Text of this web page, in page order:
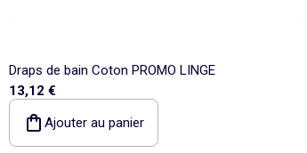
Draps de bain Coton PROMO LINGE
13,12 €
Ajouter au panier